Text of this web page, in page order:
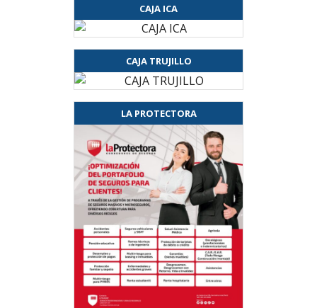
CAJA ICA
CAJA TRUJILLO
LA PROTECTORA